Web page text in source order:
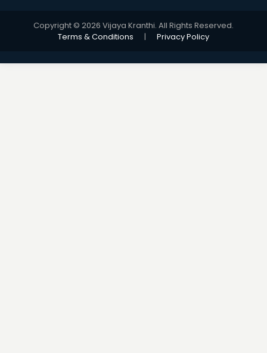
Copyright © 2026 Vijaya Kranthi. All Rights Reserved.
Terms & Conditions
| Privacy Policy